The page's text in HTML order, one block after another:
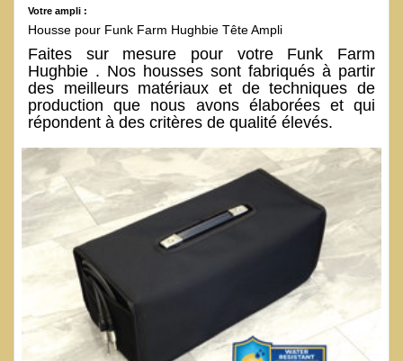
Votre ampli :
Housse pour Funk Farm Hughbie Tête Ampli
Faites sur mesure pour votre Funk Farm
Hughbie . Nos housses sont fabriqués à partir
des meilleurs matériaux et de techniques de
production que nous avons élaborées et qui
répondent à des critères de qualité élevés.